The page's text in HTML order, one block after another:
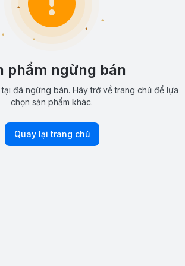
phẩm ngừng bán
đã ngừng bán. Hãy trở về trang chủ để lựa
chọn sản phẩm khác.
Quay lại trang chủ